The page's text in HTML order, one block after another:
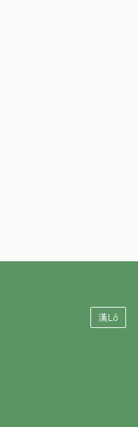
漢Lô